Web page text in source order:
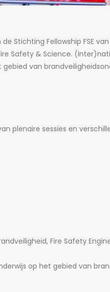
Stichting Fellowship FSE
Safety & Science.
van
plenaire sessies en
Fire Safety
op het gebied van